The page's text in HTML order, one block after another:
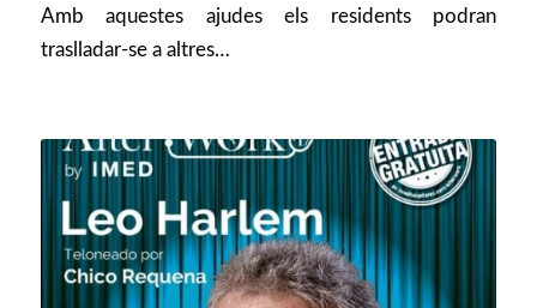
Amb aquestes ajudes els residents podran
traslladar-se a altres…